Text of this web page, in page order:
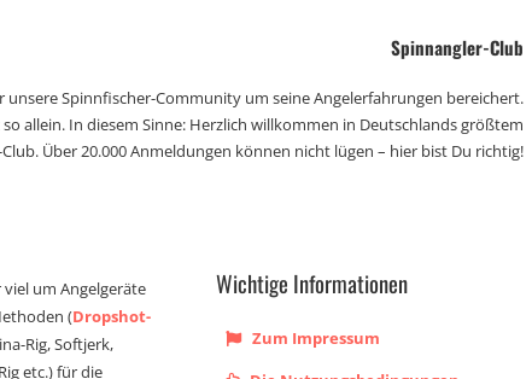
Spinnangler-Club
unsere Spinnfischer-Community um seine Angelerfahrungen bereichert.
allein. In diesem Sinne: Herzlich willkommen in Deutschlands größtem
Über 20.000 Anmeldungen können nicht lügen – hier bist Du richtig!
um Angelgeräte
(Dropshot-
Rig, Softjerk,
etc.) für die
Wichtige Informationen
Zum Impressum